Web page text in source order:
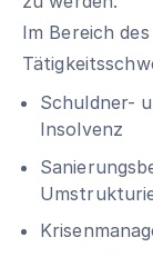
Im Bereich
Schuldner-
Insolvenz